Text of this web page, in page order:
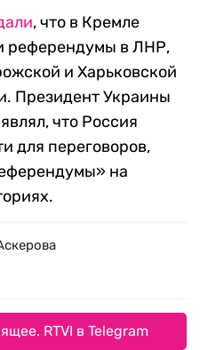
, что в Кремле
референдумы в ЛНР,
и Харьковской
Президент Украины
что Россия
для переговоров,
на
RTVI в Telegram